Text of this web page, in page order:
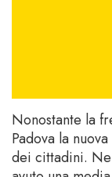
Nonostante la
Padova la
dei cittadini.